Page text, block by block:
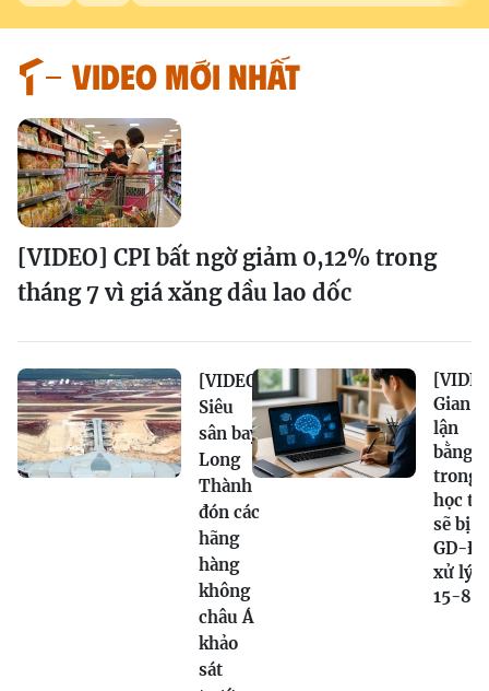
VIDEO MỚI NHẤT
[VIDEO] CPI bất ngờ giảm 0,12% trong
tháng 7 vì giá xăng dầu lao dốc
[VIDEO]
Siêu
sân bay
Long
Thành
đón các
hãng
hàng
không
châu Á
khảo
sát
Gian
lận
bằng
trong
học
sẽ bị
GD-
xử lý
15-8